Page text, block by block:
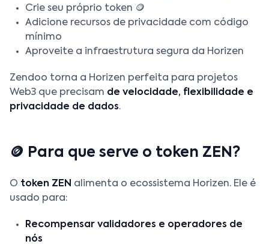
Crie seu próprio token 🪙
Adicione recursos de privacidade com código
mínimo
Aproveite a infraestrutura segura da Horizen
Zendoo torna a Horizen perfeita para projetos
Web3 que precisam de velocidade, flexibilidade e
privacidade de dados.
🪙 Para que serve o token ZEN?
O token ZEN alimenta o ecossistema Horizen. Ele é
usado para:
Recompensar validadores e operadores de
nós